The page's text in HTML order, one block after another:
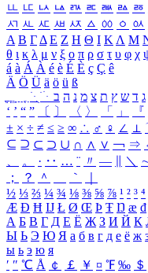
ㅥ ㅦ ㅧ ㅨ ㅩ ㅪ ㅫ ㅬ ㅭ
ㅺ ㅻ ㅼ ㅽ ㅾ ㅿ ㆀ ㆁ ㆂ
Α Β ΓΔ Ε Ζ Η Θ Ι ΚΛ Μ
θ ι κ λ μ ν ξ ο π ρ σ τ υ φ χ
á à Á À é è É È ç Ç ê
Ä Ö Ü ä ö ü ß
ִֶֹ ֻּ ׁׂ ג ד ש ץ ת צ מ נ ה ב
‘ ’ “ ” 〔 〕 〈 〉 「 」 『
± × ÷ ≠ ≤ ≥ ∞ ∴ ♂ ♀ ∠ ⊥
⊆ ⊇ ⊂ ⊃ ∪ ∩ ∧ ∨ ￢ ⇒
、
。 · ‥ … ¨ 〃 ― ＼
；
？ ＾ ｀
½ ⅓ ⅔ ¼ ¾ ⅛ ⅜ ⅝ ⅞ ¹ ² ³ ⁴
Æ Ð Ħ Ĳ Ł Ø Œ Þ Ŧ Ŋ æ đ
А Б В Г Д Е Ё Ж З И Й К
Ы Ь Э Ю Я а б в г д е ё ж
ы ь э ю я
′ ″ ℃ Å ￠ ￡ ￥ ¤ ℉ ‰ ＄